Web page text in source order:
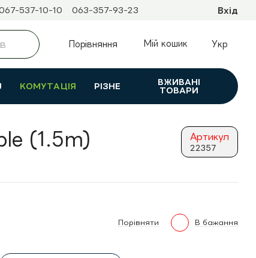
537-10-10 063-357-93-23 Вхід
Порівняння Мій кошик Укр
КОМУТАЦІЯ РІЗНЕ
ВЖИВАНI
ТОВАРИ
(1.5m) Артикул
22357
Порівняти В бажання